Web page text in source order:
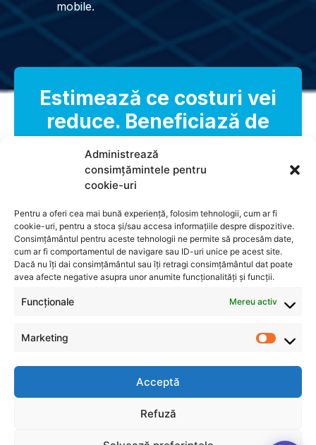
Administrează
consimțămintele pentru
cookie-uri
Pentru a oferi cea mai bună experiență, folosim tehnologii, cum ar fi
cookie-uri, pentru a stoca și/sau accesa informațiile despre dispozitive.
Consimțământul pentru aceste tehnologii ne permite să procesăm date,
cum ar fi comportamentul de navigare sau ID-uri unice pe acest site.
Dacă nu îți dai consimțământul sau îți retragi consimțământul dat poate
avea afecte negative asupra unor anumite funcționalități și funcții.
Funcționale Mereu activ
Marketing
Acceptă
Refuză
mobile.
Estimează ce costuri vei
reduce. Beneficiază de
audit gratuit!
Contactează-ne